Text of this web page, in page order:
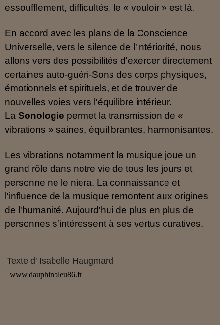
essoufflement, difficultés, le « vouloir » est là.
En accord avec les plans de la Conscience
Universelle, vers le silence de l'intériorité, nous
allons vers des possibilités d'exercer directement
certaines auto-guéri-Sons des corps physiques,
émotionnels et spirituels, et de trouver de
nouvelles voies vers l'équilibre intérieur.
La Sonologie permet la transmission de «
vibrations » saines, équilibrantes, harmonisantes.
Les vibrations notamment la musique joue un
grand rôle dans notre vie de tous les jours et
personne ne le niera. La connaissance et
l'influence de la musique remontent aux origines
de l'humanité. Aujourd'hui de plus en plus de
personnes s'intéressent à ses vertus curatives.
Texte d' Isabelle Haugmard
www.dauphinbleu86.fr